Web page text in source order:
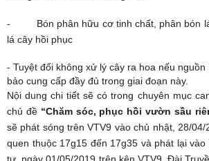
- Bón phân hữu cơ tinh chất, phân bón lá
lá cây hồi phục
- Tuyệt đối không xử lý cây ra hoa nếu
bảo cung cấp đầy đủ trong giai đoạn này.
Nội dung chi tiết sẽ có trong chuyên mục
chủ đề “Chăm sóc, phục hồi vườn sầu
sẽ phát sóng trên VTV9 vào chủ nhật, 28/
quen thuộc 17g15 đến 17g35 và phát lại